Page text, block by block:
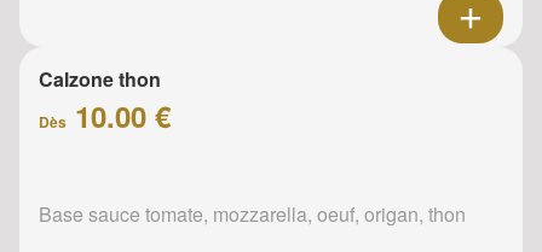
Calzone thon
Dès 10.00 €
Base sauce tomate, mozzarella, oeuf, origan, thon